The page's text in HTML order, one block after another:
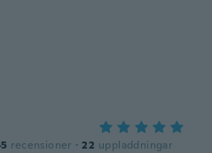
recensioner · 22 uppladdningar